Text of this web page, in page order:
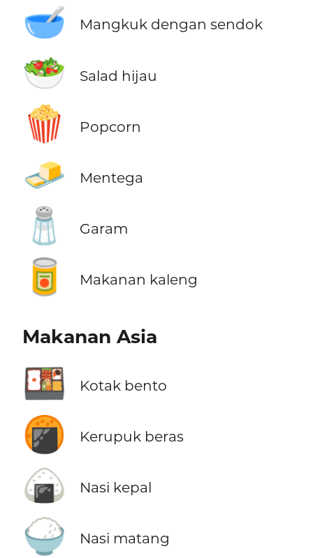
🥣 Mangkuk dengan sendok
🥗 Salad hijau
🍿 Popcorn
🧈 Mentega
🧂 Garam
🥫 Makanan kaleng
Makanan Asia
🍱 Kotak bento
🍘 Kerupuk beras
🍙 Nasi kepal
🍚 Nasi matang